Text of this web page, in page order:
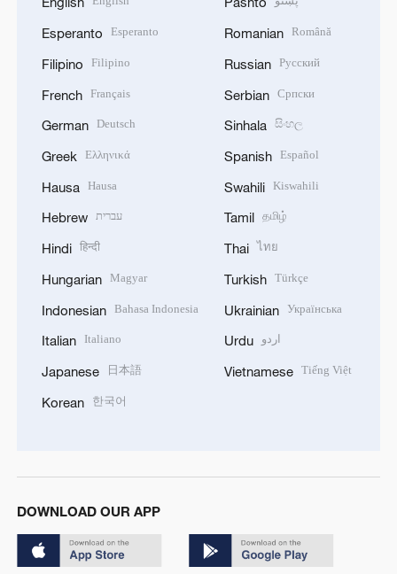
Esperanto Esperanto
Filipino Filipino
French Français
German Deutsch
Greek Ελληνικά
Hausa Hausa
Hebrew עברית
Hindi हिन्दी
Hungarian Magyar
Indonesian Bahasa Indonesia
Italian Italiano
Japanese 日本語
Korean 한국어
Romanian Română
Russian Русский
Serbian Српски
Sinhala සිංහල
Spanish Español
Swahili Kiswahili
Tamil தமிழ்
Thai ไทย
Turkish Türkçe
Ukrainian Українська
Urdu اردو
Vietnamese Tiếng Việt
DOWNLOAD OUR APP